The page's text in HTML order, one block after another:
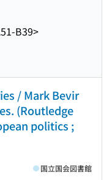
B39>
/ Mark Bevir
(Routledge
politics ;
国立国会図書館